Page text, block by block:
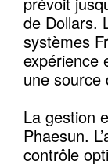
de Dollars.
systèmes
expérience
une source
La gestion
Phaesun.
contrôle